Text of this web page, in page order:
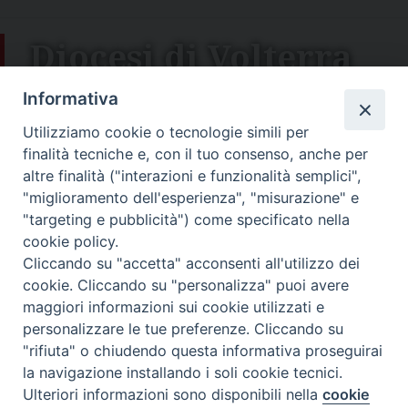
Diocesi di Volterra
COPYRIGHT 2022 © DIOCESI DI VOLTERRA -
Preferenze Cookie
Informativa
Utilizziamo cookie o tecnologie simili per
finalità tecniche e, con il tuo consenso, anche per
altre finalità ("interazioni e funzionalità semplici",
"miglioramento dell'esperienza", "misurazione" e
"targeting e pubblicità") come specificato nella
cookie policy.
Cliccando su "accetta" acconsenti all'utilizzo dei
cookie. Cliccando su "personalizza" puoi avere
maggiori informazioni sui cookie utilizzati e
personalizzare le tue preferenze. Cliccando su
"rifiuta" o chiudendo questa informativa proseguirai
la navigazione installando i soli cookie tecnici.
Ulteriori informazioni sono disponibili nellacookie